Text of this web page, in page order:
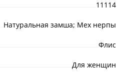
11114
Натуральная замша; Мех нерпы
Флис
Для женщин